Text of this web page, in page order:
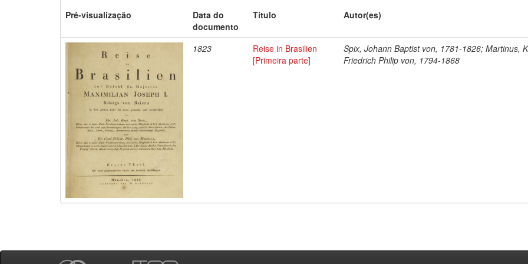
Pré-visualização
Data do
documento
Título Autor(es)
1823
Reise in Brasilien
[Primeira parte]
Spix, Johann Baptist von, 1781-1826; Martinus,
Friedrich Philip von, 1794-1868